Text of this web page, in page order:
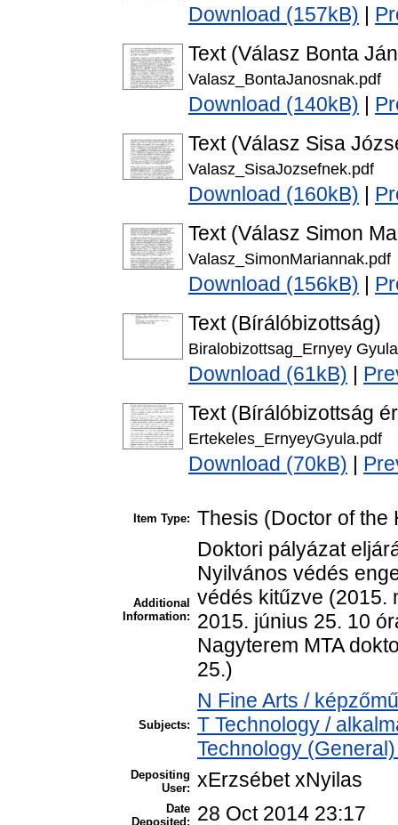
Download (157kB)
Text (Válasz Bonta
Valasz_BontaJanosnak.pdf
Download (140kB)
Text (Válasz Sisa
Valasz_SisaJozsefnek.pdf
Download (160kB)
Text (Válasz Simon
Valasz_SimonMariannak.pdf
Download (156kB)
Text (Bírálóbizottság)
Biralobizottsag_Ernyey
Download (61kB)
Text (Bírálóbizottság
Ertekeles_ErnyeyGyula.pdf
Download (70kB)
Item Type: Thesis (Doctor of the
Additional
Information:
Doktori pályázat
Nyilvános védés
védés kitűzve (2015.
2015. június 25. 10
Nagyterem MTA
25.)
Subjects:
N Fine Arts /
T Technology /
Technology
Depositing
User: xErzsébet xNyilas
Date
Deposited:
28 Oct 2014 23:17